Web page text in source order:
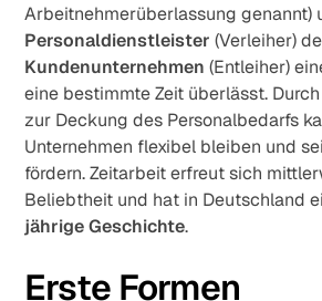
Arbeitnehmerüberlassung genannt)
Personaldienstleister (Verleiher)
Kundenunternehmen (Entleiher)
eine bestimmte Zeit überlässt.
zur Deckung des Personalbedarfs
Unternehmen flexibel bleiben und
fördern. Zeitarbeit erfreut sich
Beliebtheit und hat in Deutschland
jährige Geschichte.
Erste Formen